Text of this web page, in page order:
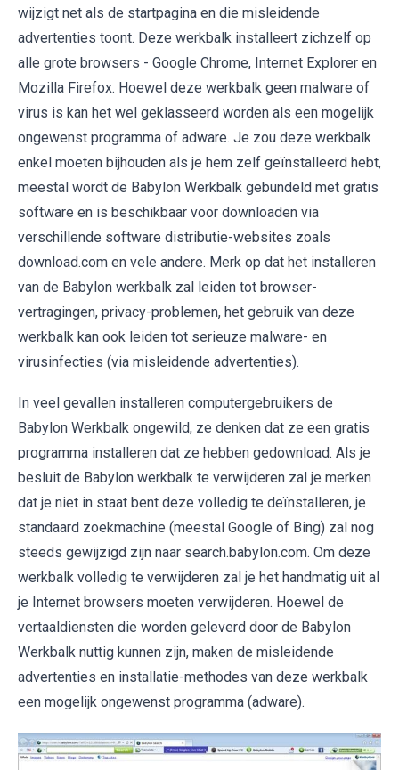
wijzigt net als de startpagina en die misleidende
advertenties toont. Deze werkbalk installeert zichzelf op
alle grote browsers - Google Chrome, Internet Explorer en
Mozilla Firefox. Hoewel deze werkbalk geen malware of
virus is kan het wel geklasseerd worden als een mogelijk
ongewenst programma of adware. Je zou deze werkbalk
enkel moeten bijhouden als je hem zelf geïnstalleerd hebt,
meestal wordt de Babylon Werkbalk gebundeld met gratis
software en is beschikbaar voor downloaden via
verschillende software distributie-websites zoals
download.com en vele andere. Merk op dat het installeren
van de Babylon werkbalk zal leiden tot browser-
vertragingen, privacy-problemen, het gebruik van deze
werkbalk kan ook leiden tot serieuze malware- en
virusinfecties (via misleidende advertenties).
In veel gevallen installeren computergebruikers de
Babylon Werkbalk ongewild, ze denken dat ze een gratis
programma installeren dat ze hebben gedownload. Als je
besluit de Babylon werkbalk te verwijderen zal je merken
dat je niet in staat bent deze volledig te deïnstalleren, je
standaard zoekmachine (meestal Google of Bing) zal nog
steeds gewijzigd zijn naar search.babylon.com. Om deze
werkbalk volledig te verwijderen zal je het handmatig uit al
je Internet browsers moeten verwijderen. Hoewel de
vertaaldiensten die worden geleverd door de Babylon
Werkbalk nuttig kunnen zijn, maken de misleidende
advertenties en installatie-methodes van deze werkbalk
een mogelijk ongewenst programma (adware).